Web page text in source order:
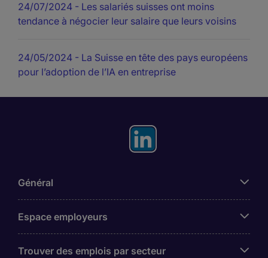
24/07/2024 - Les salariés suisses ont moins
tendance à négocier leur salaire que leurs voisins
24/05/2024 - La Suisse en tête des pays européens
pour l’adoption de l’IA en entreprise
Général
Espace employeurs
Trouver des emplois par secteur